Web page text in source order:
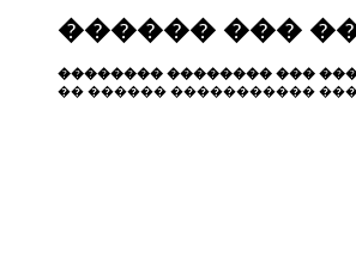
������ ���
�������� �������� ���
�� ������ �����������